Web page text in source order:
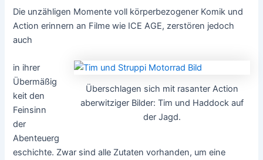
Die unzähligen Momente voll körperbezogener Komik und
Action erinnern an Filme wie ICE AGE, zerstören jedoch
auch
Überschlagen sich mit rasanter Action
aberwitziger Bilder: Tim und Haddock auf
der Jagd.
in ihrer
Übermäßig
keit den
Feinsinn
der
Abenteuerg
eschichte. Zwar sind alle Zutaten vorhanden, um eine